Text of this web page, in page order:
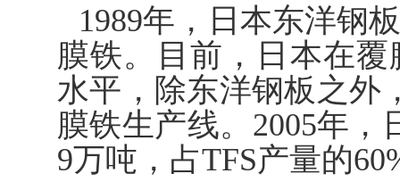
1989年，日本东洋钢
膜铁。目前，日本在
水平，除东洋钢板之外
膜铁生产线。2005年
9万吨，占TFS产量的